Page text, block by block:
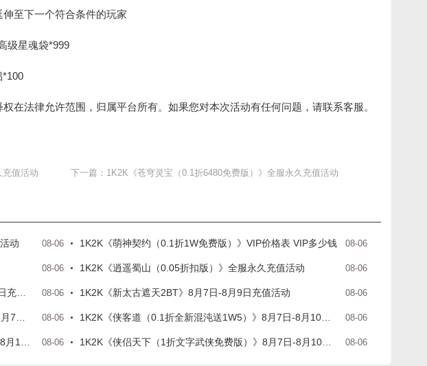
至下一个符合条件的玩家
级星魂袋*999
*100
在法律允许范围，归属平台所有。如果您对本次活动有任何问题，请联系客服。
值活动 下一篇： 1K2K《苍穹灵宝（0.1折6480免费版）》全服永久充值活动
动 08-06 1K2K《萌神契约（0.1折1W免费版）》VIP价格表 VIP多少钱 08-06
08-06 1K2K《逍遥蜀山（0.05折扣版）》全服永久充值活动 08-06
08-06 1K2K《新太古遮天2BT》8月7日-8月9日充值活动 08-06
08-06 1K2K《侠客道（0.1折全新混沌送1W5）》8月7日-8月10日充值活动 08-06
08-06 1K2K《侠侣天下（1折文字武侠免费版）》8月7日-8月10日充值活动 08-06